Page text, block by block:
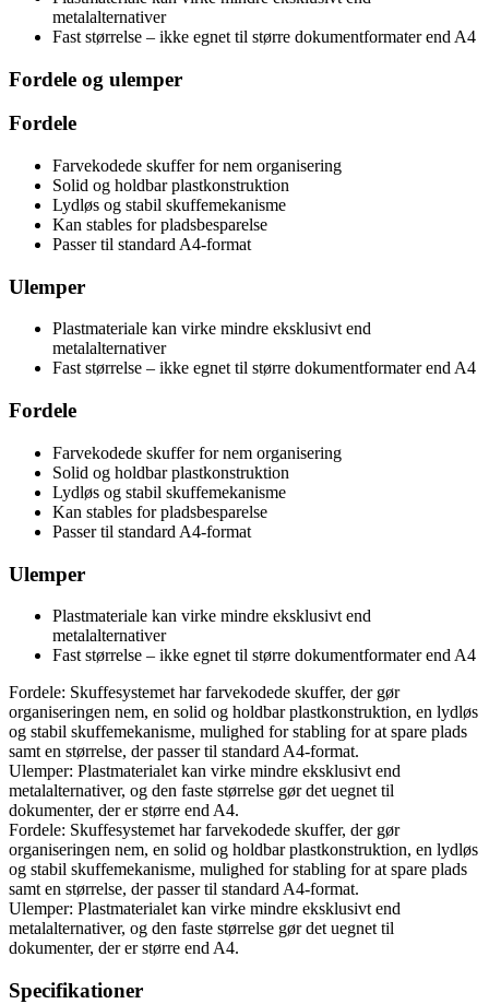
metalalternativer
Fast størrelse – ikke egnet til større dokumentformater end A4
Fordele og ulemper
Fordele
Farvekodede skuffer for nem organisering
Solid og holdbar plastkonstruktion
Lydløs og stabil skuffemekanisme
Kan stables for pladsbesparelse
Passer til standard A4-format
Ulemper
Plastmateriale kan virke mindre eksklusivt end
metalalternativer
Fast størrelse – ikke egnet til større dokumentformater end A4
Fordele
Farvekodede skuffer for nem organisering
Solid og holdbar plastkonstruktion
Lydløs og stabil skuffemekanisme
Kan stables for pladsbesparelse
Passer til standard A4-format
Ulemper
Plastmateriale kan virke mindre eksklusivt end
metalalternativer
Fast størrelse – ikke egnet til større dokumentformater end A4
Fordele: Skuffesystemet har farvekodede skuffer, der gør
organiseringen nem, en solid og holdbar plastkonstruktion, en lydløs
og stabil skuffemekanisme, mulighed for stabling for at spare plads
samt en størrelse, der passer til standard A4-format.
Ulemper: Plastmaterialet kan virke mindre eksklusivt end
metalalternativer, og den faste størrelse gør det uegnet til
dokumenter, der er større end A4.
Fordele: Skuffesystemet har farvekodede skuffer, der gør
organiseringen nem, en solid og holdbar plastkonstruktion, en lydløs
og stabil skuffemekanisme, mulighed for stabling for at spare plads
samt en størrelse, der passer til standard A4-format.
Ulemper: Plastmaterialet kan virke mindre eksklusivt end
metalalternativer, og den faste størrelse gør det uegnet til
dokumenter, der er større end A4.
Specifikationer